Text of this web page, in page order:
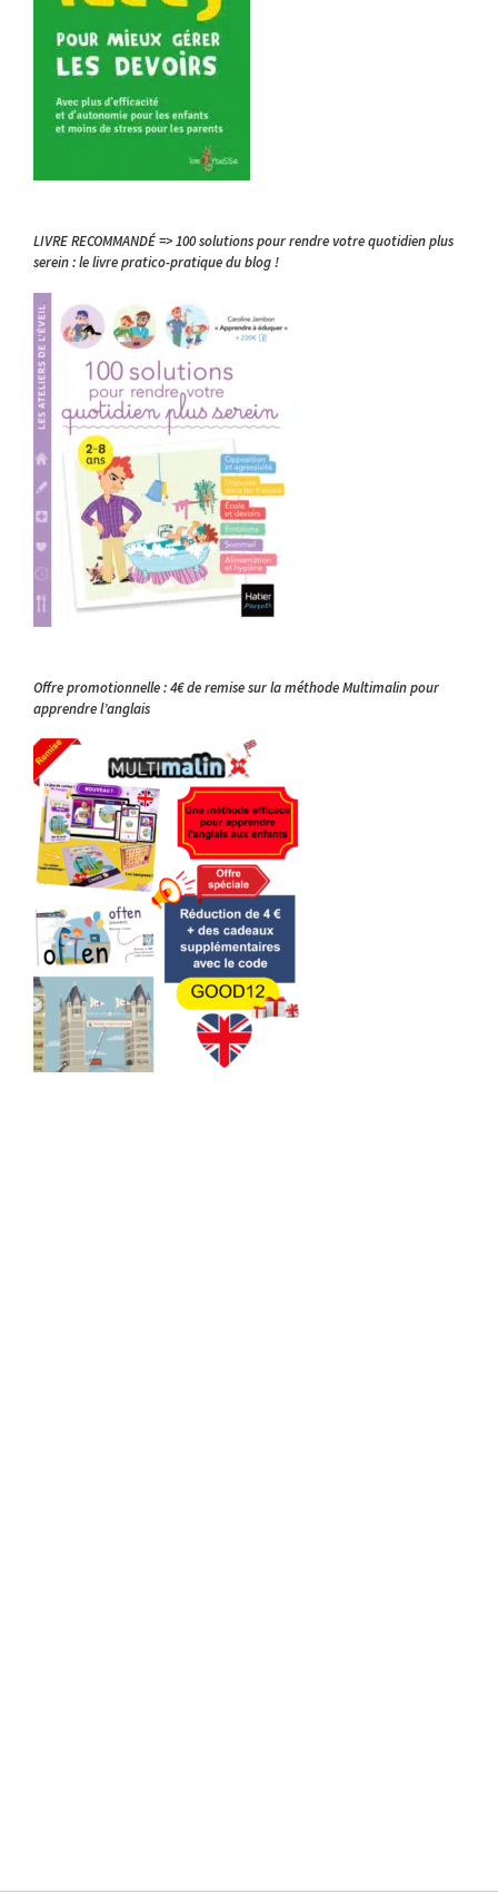
LIVRE RECOMMANDÉ => 100 solutions pour rendre votre quotidien plus
serein : le livre pratico-pratique du blog !
Offre promotionnelle : 4€ de remise sur la méthode Multimalin pour
apprendre l’anglais